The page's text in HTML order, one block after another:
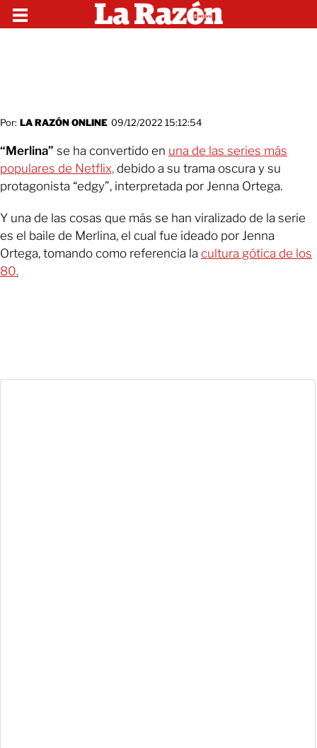
Por: LA RAZÓN ONLINE 09/12/2022 15:12:54
“Merlina” se ha convertido en una de las series más
populares de Netflix, debido a su trama oscura y su
protagonista “edgy”, interpretada por Jenna Ortega.
Y una de las cosas que más se han viralizado de la serie
es el baile de Merlina, el cual fue ideado por Jenna
Ortega, tomando como referencia la cultura gótica de los
80.